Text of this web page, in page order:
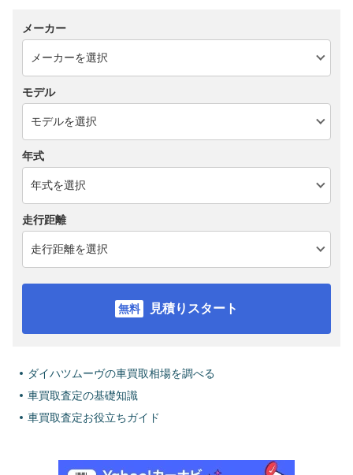
メーカー
モデル
年式
走行距離
見積りスタート
ダイハツムーヴの車買取相場を調べる
車買取査定の基礎知識
車買取査定お役立ちガイド